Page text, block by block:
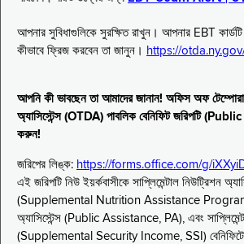
আপনার সুবিধাগুলিকে সুরক্ষিত রাখুন। আপনার EBT
কীভাবে ফ্রিজ করবেন তা জানুন। https://
আপনি কী ভাবছেন তা আমাদের জানান! অফিস অফ
অ্যাসিস্টেন্স (OTDA) পাবলিক বেনিফিট জরিপটি
করুন!
জরিপের লিঙ্ক: https://forms.office.com/g/
এই জরিপটি নিউ ইয়র্কবাসীকে সাপ্লিমেন্টাল নিউট্রিশন
(Supplemental Nutrition Assistance
অ্যাসিস্টেন্স (Public Assistance, PA), এবং
(Supplemental Security Income, SSI)